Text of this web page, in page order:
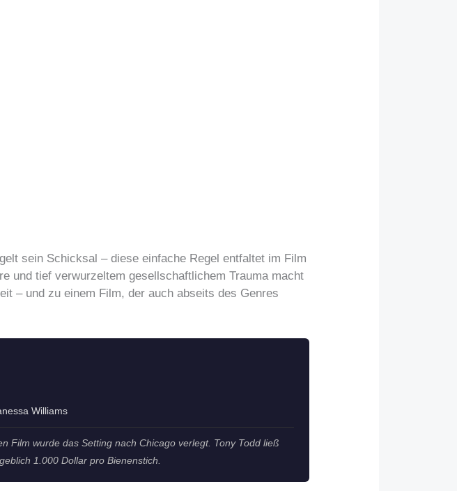
sein Schicksal – diese einfache Regel entfaltet im Film
und tief verwurzeltem gesellschaftlichem Trauma macht
– und zu einem Film, der auch abseits des Genres
Williams
Film wurde das Setting nach Chicago verlegt. Tony Todd ließ
1.000 Dollar pro Bienenstich.